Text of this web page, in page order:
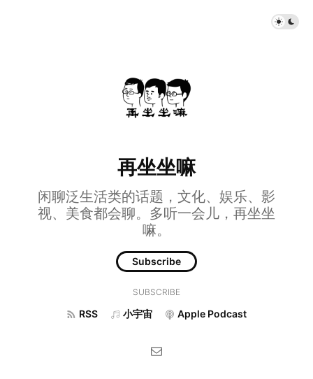
再坐坐嘛
闲聊泛生活类的话题，文化、娱乐、影
视、美食都会聊。多听一会儿，再坐坐
嘛。
Subscribe
SUBSCRIBE
RSS 小宇宙 Apple Podcast